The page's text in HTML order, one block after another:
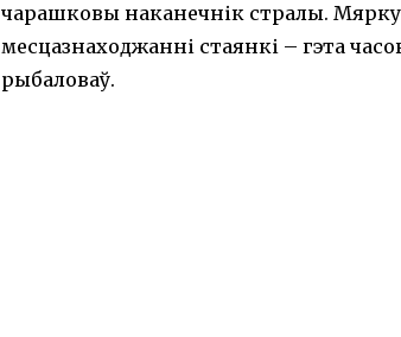
чарашковы наканечнік стралы.
месцазнаходжанні стаянкі – гэта
рыбаловаў.